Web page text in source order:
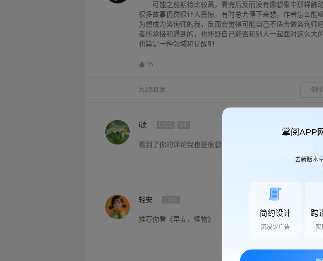
可能之前期待比较高，看完后反而没有像想象中那样触
很多故事仍然很让人震惊，有时总会停下来想，作者怎么能
为想成为咨询师的我，反而会觉得可能自己不适合做咨询师
者所承接和遇到的，也怀疑自己能否和别人一起面对这么大
也算是一种领域和觉醒吧
15
共2条回复 按时
i读
看到了你的评论我也是很想读这本书了[呲牙]
轻安
推荐你看《早安，怪物》
掌阅APP
去新版本
简约设计
沉浸少广告
跨
实